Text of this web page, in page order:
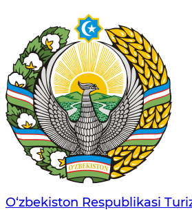
O‘zbekiston Respublikasi